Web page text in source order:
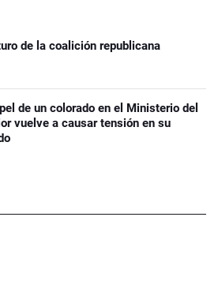
de la coalición republicana
de un colorado en el Ministerio del
vuelve a causar tensión en su